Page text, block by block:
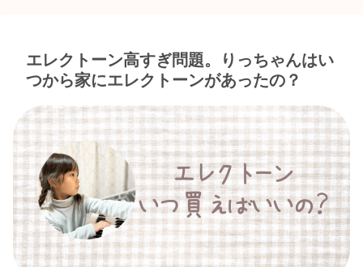
エレクトーン高すぎ問題。りっちゃんはい
つから家にエレクトーンがあったの？